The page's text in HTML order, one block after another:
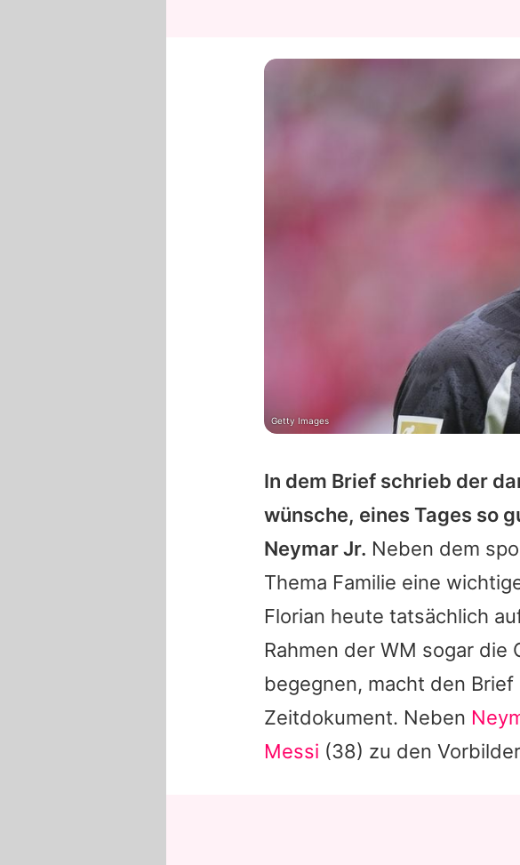
In dem Brief schrieb der
wünsche, eines Tages so
Neymar Jr. Neben dem
Thema Familie eine
Florian heute tatsächlich
Rahmen der WM sogar die
begegnen, macht den
Zeitdokument. Neben
Messi (38) zu den
Getty Images